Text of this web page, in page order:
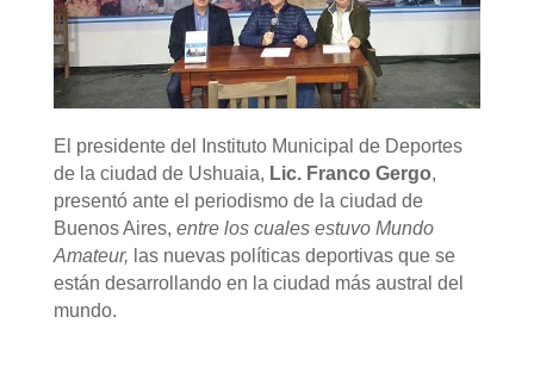
El presidente del Instituto Municipal de Deportes
de la ciudad de Ushuaia, Lic. Franco Gergo,
presentó ante el periodismo de la ciudad de
Buenos Aires, entre los cuales estuvo Mundo
Amateur, las nuevas políticas deportivas que se
están desarrollando en la ciudad más austral del
mundo.